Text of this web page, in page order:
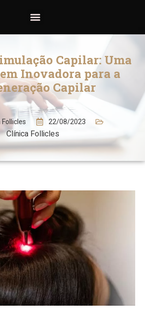
Capilar: Uma
Inovadora para a
Capilar
Follicles 22/08/2023
Clínica Follicles